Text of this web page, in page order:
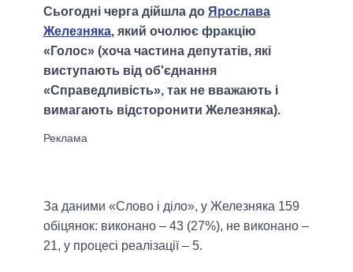
Сьогодні черга дійшла до Ярослава
Железняка, який очолює фракцію
«Голос» (хоча частина депутатів, які
виступають від об'єднання
«Справедливість», так не вважають і
вимагають відсторонити Железняка).
За даними «Слово і діло», у Железняка 159
обіцянок: виконано – 43 (27%), не виконано –
21, у процесі реалізації – 5.